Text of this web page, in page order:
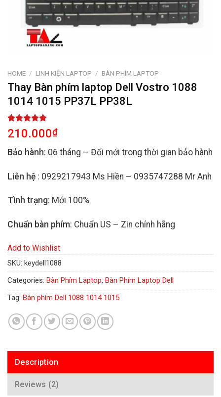
HOME / LINH KIỆN LAPTOP / BÀN PHÍM LAPTOP
Thay Bàn phím laptop Dell Vostro 1088
1014 1015 PP37L PP38L
Rated
5.00
out of 5
2
customer
210.000₫
Bảo hành: 06 tháng – Đổi mới trong thời gian bảo hành
Liên hệ : 0929217943 Ms Hiền – 0935747288 Mr Anh
Tình trạng: Mới 100%
Chuẩn bàn phím: Chuẩn US – Zin chính hãng
Add to Wishlist
SKU: keydell1088
Categories: Bàn Phím Laptop, Bàn Phím Laptop Dell
Tag: Bàn phím Dell 1088 1014 1015
Description
Reviews (2)